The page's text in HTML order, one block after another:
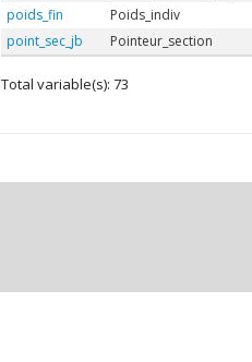
poids_fin
Poids_indiv
point_sec_jb
Pointeur_section
Total variable(s): 73